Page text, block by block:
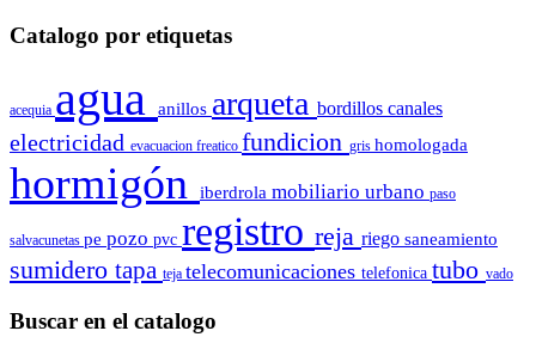
Catalogo por etiquetas
acequia agua anillos arqueta bordillos canales
electricidad evacuacion freatico fundicion gris homologada
hormigón iberdrola mobiliario urbano paso
salvacunetas pe pozo pvc registro reja riego saneamiento
sumidero tapa teja telecomunicaciones telefonica tubo vado
Buscar en el catalogo